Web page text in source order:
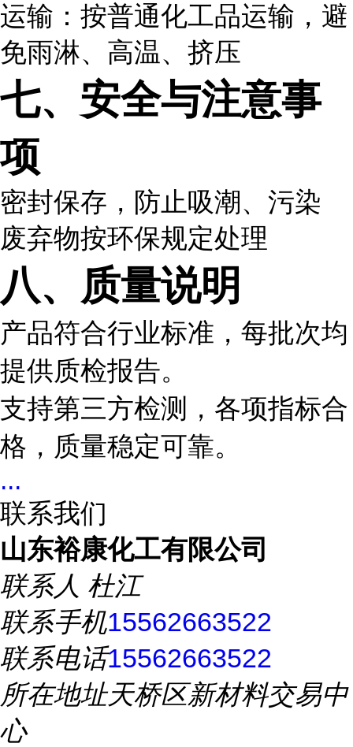
运输：按普通化工品运输，避
免雨淋、高温、挤压
七、安全与注意事
项
密封保存，防止吸潮、污染
废弃物按环保规定处理
八、质量说明
产品符合行业标准，每批次均
提供质检报告。
支持第三方检测，各项指标合
格，质量稳定可靠。
...
联系我们
山东裕康化工有限公司
联系人 杜江
联系手机15562663522
联系电话15562663522
所在地址天桥区新材料交易中
心